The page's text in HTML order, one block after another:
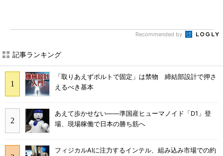
Recommended by
記事ランキング
「取りあえずボルトで固定」は禁物 締結部設計で押さ
えるべき基本
あえて歩かせない――準国産ヒューマノイド「D1」登
場、現場稼働で日本の勝ち筋へ
フィジカルAIに注力するインテル、組み込み市場での約